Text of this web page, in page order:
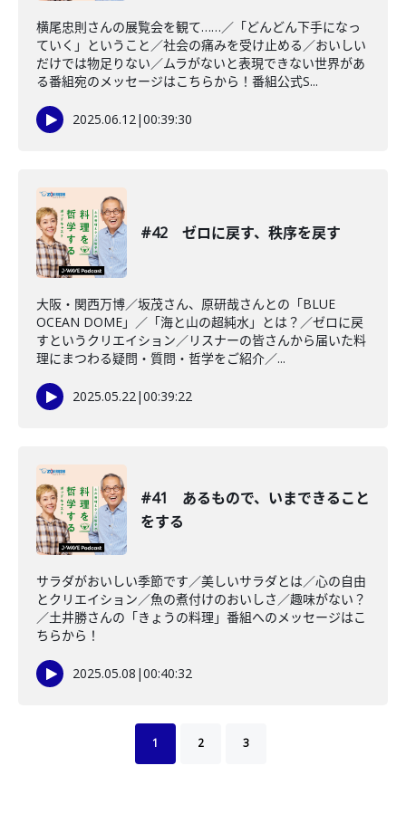
横尾忠則さんの展覧会を観て……／「どんどん下手になっ
ていく」ということ／社会の痛みを受け止める／おいしい
だけでは物足りない／ムラがないと表現できない世界があ
る番組宛のメッセージはこちらから！番組公式S...
2025.06.12|00:39:30
#42 ゼロに戻す、秩序を戻す
大阪・関西万博／坂茂さん、原研哉さんとの「BLUE
OCEAN DOME」／「海と山の超純水」とは？／ゼロに戻
すというクリエイション／リスナーの皆さんから届いた料
理にまつわる疑問・質問・哲学をご紹介／...
2025.05.22|00:39:22
#41 あるもので、いまできること
をする
サラダがおいしい季節です／美しいサラダとは／心の自由
とクリエイション／魚の煮付けのおいしさ／趣味がない？
／土井勝さんの「きょうの料理」番組へのメッセージはこ
ちらから！
2025.05.08 |00:40:32
1 2 3